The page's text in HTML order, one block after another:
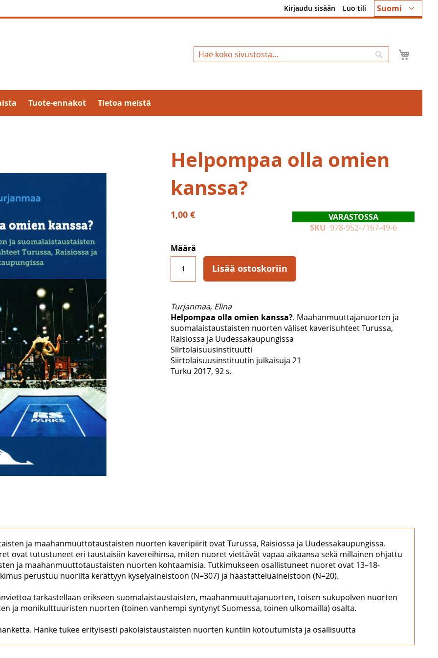
Kieli
Suomi
Kirjaudu sisään Luo tili
Hae
Tuote-ennakot Tietoa meistä
Helpompaa olla omien
kanssa?
1,00 €
VARASTOSSA
SKU 978-952-7167-49-6
Määrä
Lisää ostoskoriin
Turjanmaa, Elina
Helpompaa olla omien kanssa?. Maahanmuuttajanuorten ja
suomalaistaustaisten nuorten väliset kaverisuhteet Turussa,
Raisiossa ja Uudessakaupungissa
Siirtolaisuusinstituutti
Siirtolaisuusinstituutin julkaisuja 21
Turku 2017, 92 s.
ja maahanmuuttotaustaisten nuorten kaveripiirit ovat Turussa, Raisiossa ja Uudessakaupungissa.
ovat tutustuneet eri taustaisiin kavereihinsa, miten nuoret viettävät vapaa-aikaansa sekä millainen ohjattu
ja maahanmuuttotaustaisten nuorten kohtaamisia. Tutkimukseen osallistuneet nuoret ovat 13–18-
perustuu nuorilta kerättyyn kyselyaineistoon (N=307) ja haastatteluaineistoon (N=20).
tarkastellaan erikseen suomalaistaustaisten, maahanmuuttajanuorten, toisen sukupolven nuorten
ja monikulttuuristen nuorten (toinen vanhempi syntynyt Suomessa, toinen ulkomailla) osalta.
Hanke tukee erityisesti pakolaistaustaisten nuorten kuntiin kotoutumista ja osallisuutta